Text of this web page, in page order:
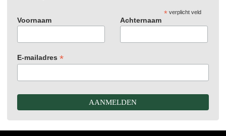
*verplicht veld
Voornaam Achternaam
E-mailadres *